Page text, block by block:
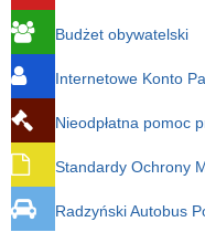
Budżet obywatelski
Internetowe Konto
Nieodpłatna pomoc
Standardy Ochrony
Radzyński Autobus